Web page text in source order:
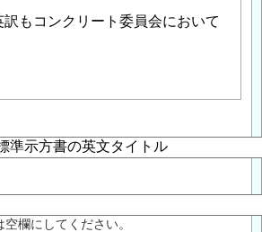
もコンクリート委員会において
欄にしてください。